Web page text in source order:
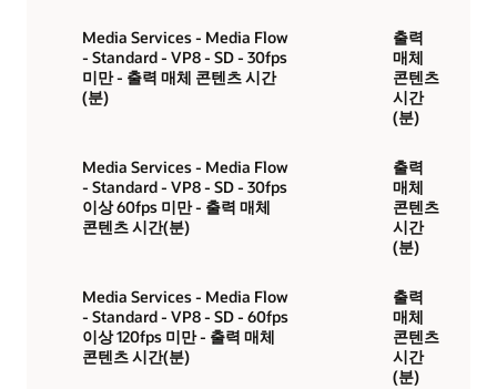
Media Services - Media Flow
- Standard - VP8 - SD - 30fps
미만 - 출력 매체 콘텐츠 시간
(분)
출력
매체
콘텐츠
시간
(분)
Media Services - Media Flow
- Standard - VP8 - SD - 30fps
이상 60fps 미만 - 출력 매체
콘텐츠 시간(분)
출력
매체
콘텐츠
시간
(분)
Media Services - Media Flow
- Standard - VP8 - SD - 60fps
이상 120fps 미만 - 출력 매체
콘텐츠 시간(분)
출력
매체
콘텐츠
시간
(분)